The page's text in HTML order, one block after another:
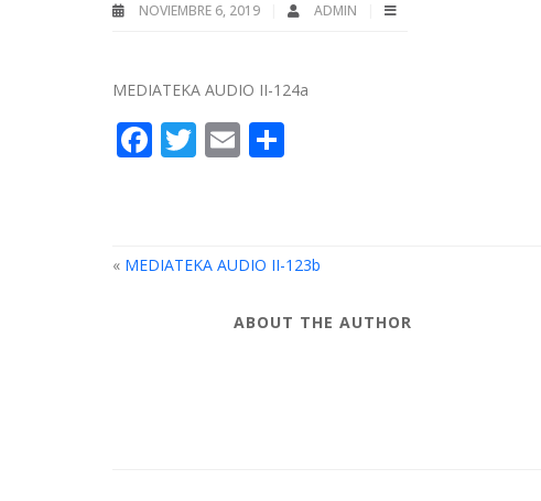
NOVIEMBRE 6, 2019 ADMIN
MEDIATEKA AUDIO II-124a
Facebook
Twitter
Email
« MEDIATEKA AUDIO II-123b
ABOUT THE AUTHOR